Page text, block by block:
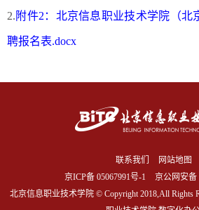
附件2：北京信息职业技术学院（北
聘报名表.docx
联系我们
网站地图
京ICP备 05067991号-1
京公网安备
北京信息职业技术学院 © Copyright 2018,All Rights